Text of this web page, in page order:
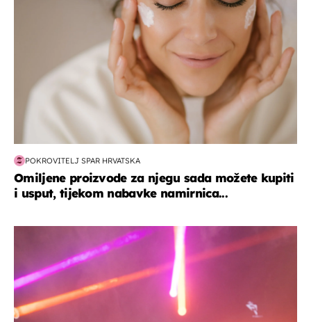
POKROVITELJ SPAR HRVATSKA
Omiljene proizvode za njegu sada možete kupiti
i usput, tijekom nabavke namirnica...